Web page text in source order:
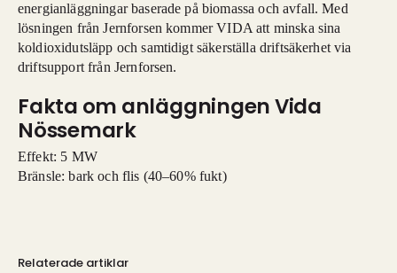
energianläggningar baserade på biomassa och avfall. Med
lösningen från Jernforsen kommer VIDA att minska sina
koldioxidutsläpp och samtidigt säkerställa driftsäkerhet via
driftsupport från Jernforsen.
Fakta om anläggningen Vida
Nössemark
Effekt: 5 MW
Bränsle: bark och flis (40–60% fukt)
Relaterade artiklar